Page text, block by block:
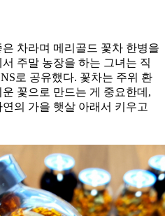
차라며 메리골드 꽃차 한병을
주말 농장을 하는 그녀는 직
로 공유했다. 꽃차는 주위 환
꽃으로 만드는 게 중요한데,
의 가을 햇살 아래서 키우고